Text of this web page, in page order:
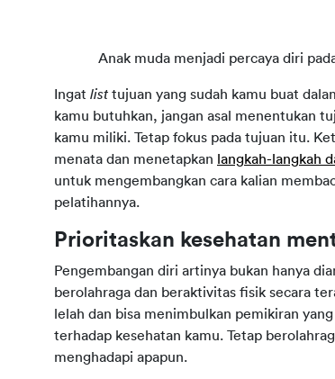
Anak muda menjadi percaya diri
Ingat list tujuan yang sudah kamu buat
kamu butuhkan, jangan asal menentukan
kamu miliki. Tetap fokus pada tujuan itu.
menata dan menetapkan langkah-langkah
untuk mengembangkan cara kalian
pelatihannya.
Prioritaskan kesehatan
Pengembangan diri artinya bukan hanya
berolahraga dan beraktivitas fisik secara
lelah dan bisa menimbulkan pemikiran
terhadap kesehatan kamu. Tetap
menghadapi apapun.